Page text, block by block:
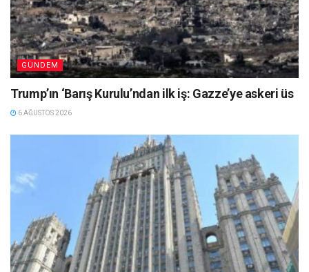
GÜNDEM
Trump’ın ‘Barış Kurulu’ndan ilk iş: Gazze’ye askeri üs
6 AĞUSTOS 2026